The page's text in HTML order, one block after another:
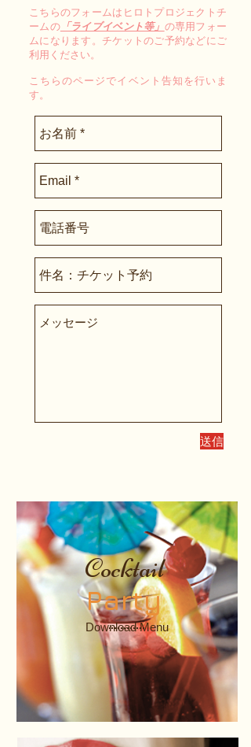
こちらのフォームはヒロトプロジェクトチ
ームの「ライブイベント等」 の専用フォー
ムになります。チケットのご予約などにご
利用ください。
こちらのページでイベント告知を行いま
す。
送信
Download Menu
Cocktail
Party